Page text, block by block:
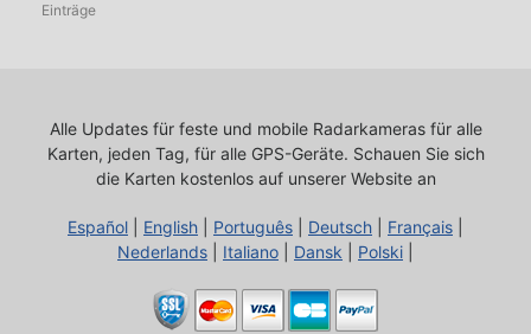
Einträge
Alle Updates für feste und mobile Radarkameras für alle
Karten, jeden Tag, für alle GPS-Geräte. Schauen Sie sich
die Karten kostenlos auf unserer Website an
Español English Português Deutsch Français
Nederlands
Italiano Dansk Polski